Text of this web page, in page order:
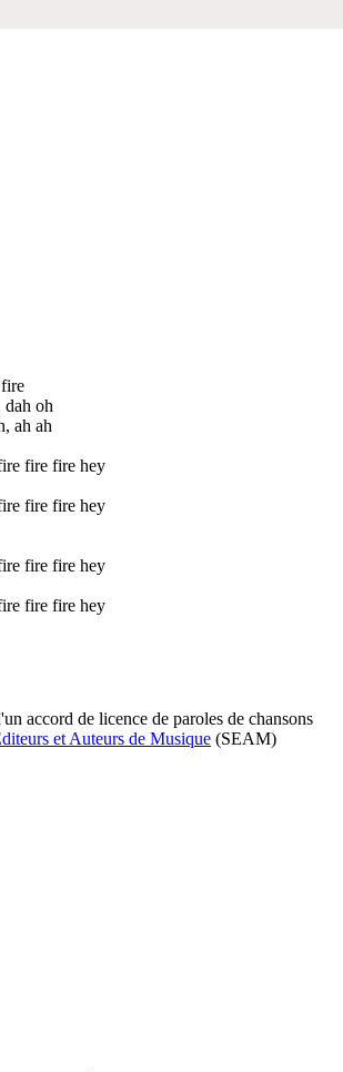
oh
ah ah
fire fire hey
fire fire hey
fire fire hey
fire fire hey
accord de licence de paroles de chansons
et Auteurs de Musique (SEAM)